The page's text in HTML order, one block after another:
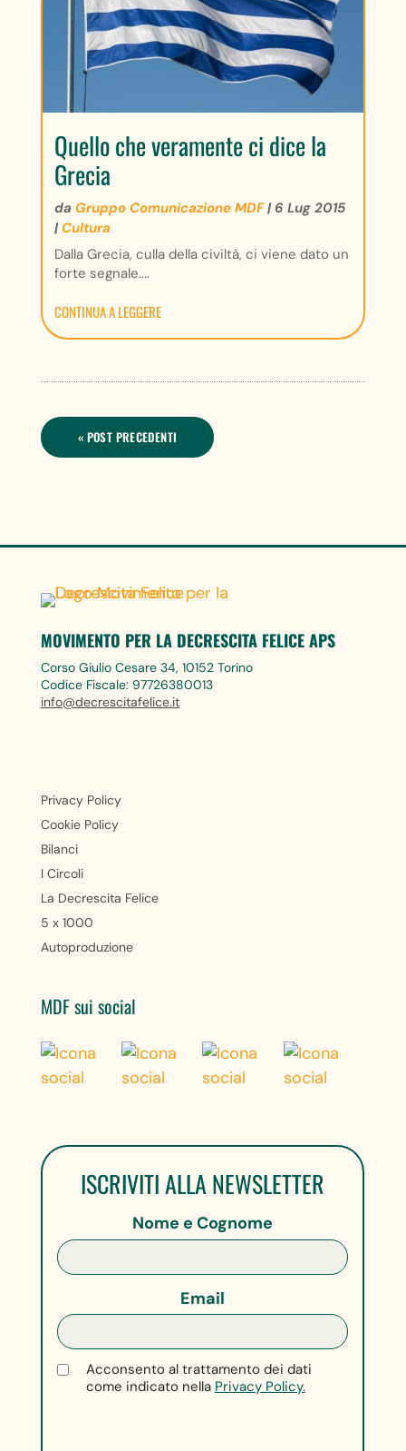
Quello che veramente ci dice la
Grecia
da Gruppo Comunicazione MDF| 6 Lug 2015
| Cultura
Dalla Grecia, culla della civiltà, ci viene dato un
forte segnale....
CONTINUA A LEGGERE
« POST PRECEDENTI
MOVIMENTO PER LA DECRESCITA FELICE APS
Corso Giulio Cesare 34, 10152 Torino
Codice Fiscale: 97726380013
info@decrescitafelice.it
Privacy Policy
Cookie Policy
Bilanci
I Circoli
La Decrescita Felice
5 x 1000
Autoproduzione
MDF sui social
ISCRIVITI ALLA NEWSLETTER
Nome e Cognome
Email
Acconsento al trattamento dei dati
come indicato nella Privacy Policy.